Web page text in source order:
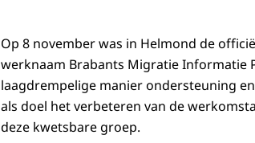
Op 8 november was in Helmond de
werknaam Brabants Migratie Informatie
laagdrempelige manier ondersteuning
als doel het verbeteren van de
deze kwetsbare groep.